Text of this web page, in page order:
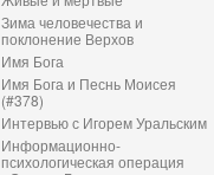
Зима человечества и
поклонение Верхов
Имя Бога
Имя Бога и Песнь Моисея
(#378)
Интервью с Игорем Уральским
Информационно-
психологическая операция